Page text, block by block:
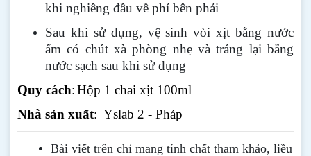
khi nghiêng đầu về phí bên phải
Sau khi sử dụng, vệ sinh vòi xịt bằng nước
ấm có chút xà phòng nhẹ và tráng lại bằng
nước sạch sau khi sử dụng
Quy cách:Hộp 1 chai xịt 100ml
Nhà sản xuất: Yslab 2 - Pháp
Bài viết trên chỉ mang tính chất tham khảo, liều